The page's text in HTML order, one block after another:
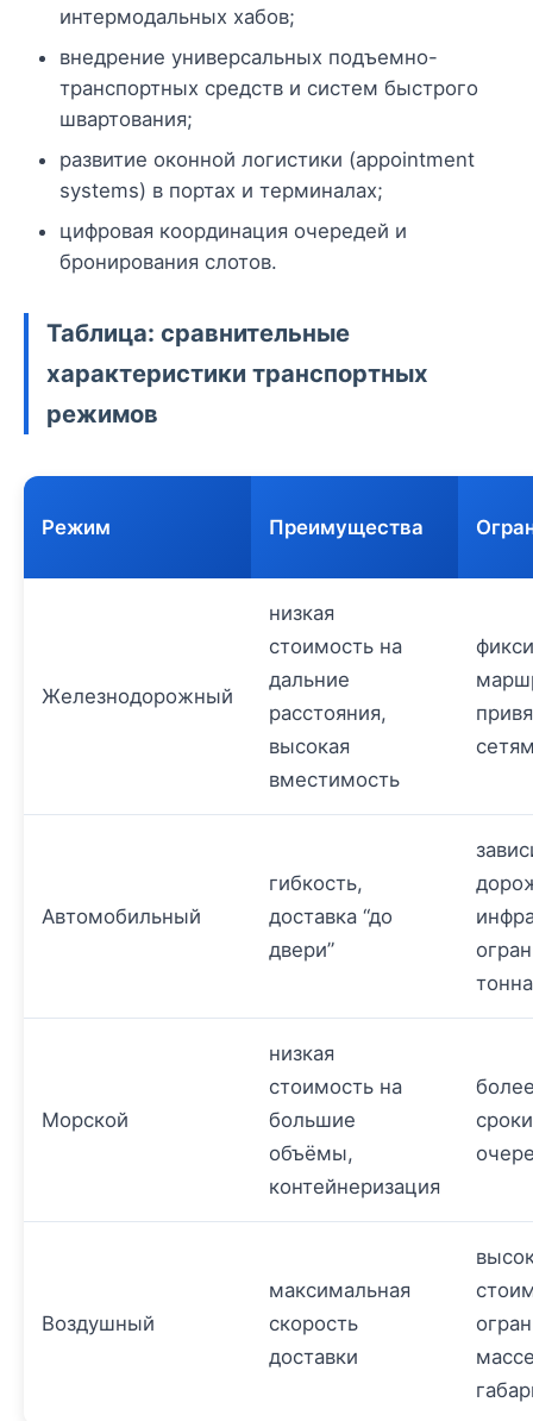
интермодальных хабов;
внедрение универсальных подъемно-
транспортных средств и систем быстрого
швартования;
развитие оконной логистики (appointment
systems) в портах и терминалах;
цифровая координация очередей и
бронирования слотов.
Таблица: сравнительные
характеристики транспортных
режимов
Режим Преимущества
Железнодорожный
низкая
стоимость на
дальние
расстояния,
высокая
вместимость
Автомобильный
гибкость,
доставка “до
двери”
Морской
низкая
стоимость на
большие
объёмы,
контейнеризация
Воздушный
максимальная
скорость
доставки